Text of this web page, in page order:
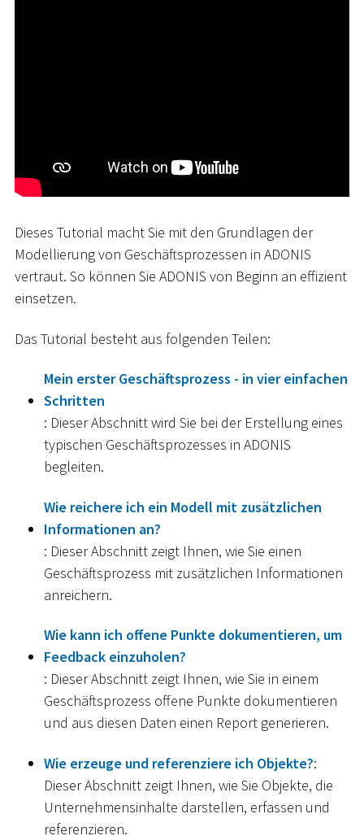
Dieses Tutorial macht Sie mit den Grundlagen der
Modellierung von Geschäftsprozessen in ADONIS
vertraut. So können Sie ADONIS von Beginn an effizient
einsetzen.
Das Tutorial besteht aus folgenden Teilen:
Mein erster Geschäftsprozess - in vier einfachen
Schritten
: Dieser Abschnitt wird Sie bei der Erstellung eines
typischen Geschäftsprozesses in ADONIS
begleiten.
Wie reichere ich ein Modell mit zusätzlichen
Informationen an?
: Dieser Abschnitt zeigt Ihnen, wie Sie einen
Geschäftsprozess mit zusätzlichen Informationen
anreichern.
Wie kann ich offene Punkte dokumentieren, um
Feedback einzuholen?
: Dieser Abschnitt zeigt Ihnen, wie Sie in einem
Geschäftsprozess offene Punkte dokumentieren
und aus diesen Daten einen Report generieren.
Wie erzeuge und referenziere ich Objekte?:
Dieser Abschnitt zeigt Ihnen, wie Sie Objekte, die
Unternehmensinhalte darstellen, erfassen und
referenzieren.